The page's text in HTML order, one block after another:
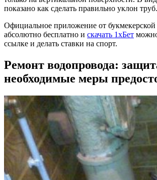
показано как сделать правильно уклон труб.
Официальное приложение от
абсолютно бесплатно и скачать 1хБет
ссылке и делать ставки на спорт.
Ремонт водопровода:
необходимые меры